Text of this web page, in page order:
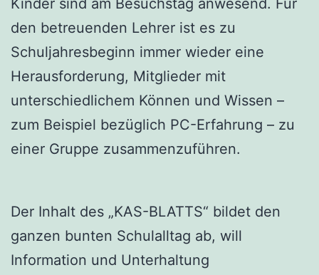
Kinder sind am Besuchstag anwesend. Für
den betreuenden Lehrer ist es zu
Schuljahresbeginn immer wieder eine
Herausforderung, Mitglieder mit
unterschiedlichem Können und Wissen –
zum Beispiel bezüglich PC-Erfahrung – zu
einer Gruppe zusammenzuführen.
Der Inhalt des „KAS-BLATTS“ bildet den
ganzen bunten Schulalltag ab, will
Information und Unterhaltung